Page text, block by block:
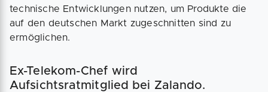
technische Entwicklungen nutzen, um Produkte die
auf den deutschen Markt zugeschnitten sind zu
ermöglichen.
Ex-Telekom-Chef wird
Aufsichtsratmitglied bei Zalando.